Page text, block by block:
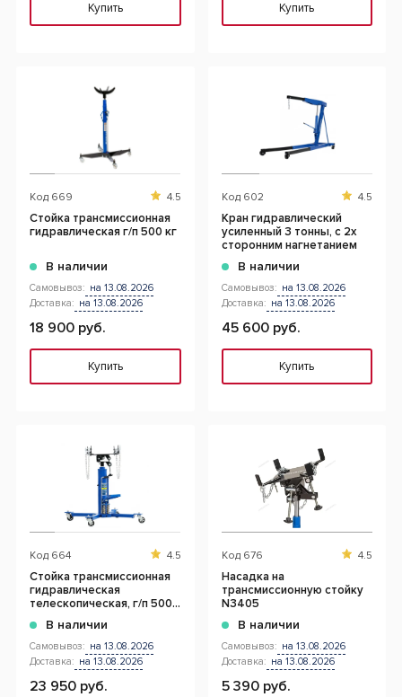
Купить Купить
Код 669 4.5
Cтойка трансмиссионная
гидравлическая г/п 500 кг
В наличии
Самовывоз: на 13.08.2026
Доставка: на 13.08.2026
18 900 руб.
Купить
Код 602 4.5
Кран гидравлический
усиленный 3 тонны, с 2х
сторонним нагнетанием
В наличии
Самовывоз: на 13.08.2026
Доставка: на 13.08.2026
45 600 руб.
Купить
Код 664 4.5
Cтойка трансмиссионная
гидравлическая
телескопическая, г/п 500
В наличии
Самовывоз: на 13.08.2026
Доставка: на 13.08.2026
23 950 руб.
Код 676 4.5
Насадка на
трансмиссионную стойку
N3405
В наличии
Самовывоз: на 13.08.2026
Доставка: на 13.08.2026
5 390 руб.